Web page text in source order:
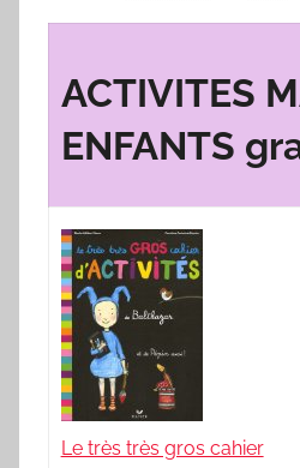
ACTIVITES
ENFANTS
Le très très gros cahier